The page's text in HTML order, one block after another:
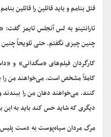
قتل بنامم و باید قاتلین را قاتلین
تارانتینو به لس آنجلس تایمز
چنین چیزی نگفتم. حتی تلویحاً
کارگردان فیلم‌های «سگدانی» و
کاملاً مشخص است. می‌خواهند من را
کنند. می‌خواهند دهان من را ببندند
دیگری که شاید حس کند باید به
مرگ مردان سیاه‌پوست به دست پلیس